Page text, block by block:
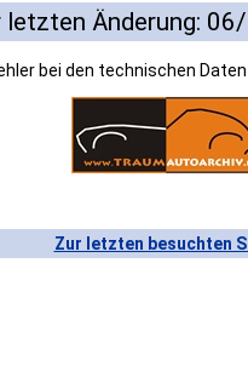
letzten Änderung:
bei den technischen
Zur letzten besuchten